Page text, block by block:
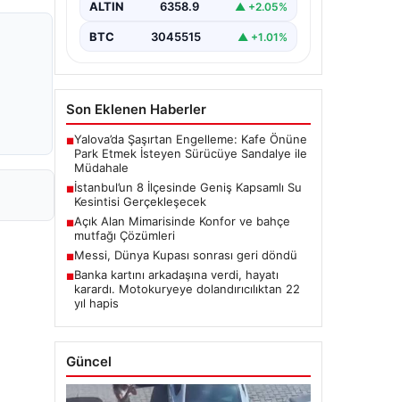
ALTIN 6358.9 ▲ +2.05%
BTC 3045515 ▲ +1.01%
Son Eklenen Haberler
■Yalova’da Şaşırtan Engelleme: Kafe Önüne
Park Etmek İsteyen Sürücüye Sandalye ile
Müdahale
■İstanbul’un 8 İlçesinde Geniş Kapsamlı Su
Kesintisi Gerçekleşecek
■Açık Alan Mimarisinde Konfor ve bahçe
mutfağı Çözümleri
■Messi, Dünya Kupası sonrası geri döndü
■Banka kartını arkadaşına verdi, hayatı
karardı. Motokuryeye dolandırıcılıktan 22
yıl hapis
Güncel